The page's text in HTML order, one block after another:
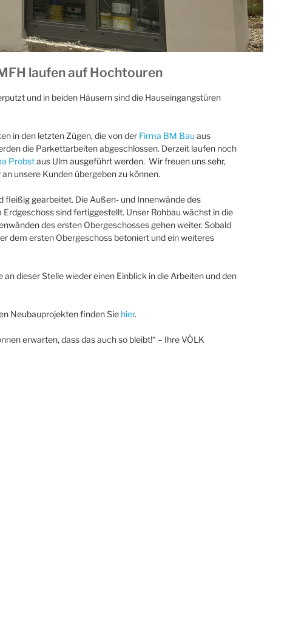
laufen auf Hochtouren
und in beiden Häusern sind die Hauseingangstüren
in den letzten Zügen, die von der Firma BM Bau aus
die Parkettarbeiten abgeschlossen. Derzeit laufen noch
Probstaus Ulm ausgeführt werden. Wir freuen uns sehr,
unsere Kunden übergeben zu können.
fleißig gearbeitet. Die Außen- und Innenwände des
sind fertiggestellt. Unser Rohbau wächst in die
des ersten Obergeschosses gehen weiter. Sobald
dem ersten Obergeschoss betoniert und ein weiteres
an dieser Stelle wieder einen Einblick in die Arbeiten und den
Neubauprojekten finden Sie hier.
erwarten, dass das auch so bleibt!“ – Ihre VÖLK